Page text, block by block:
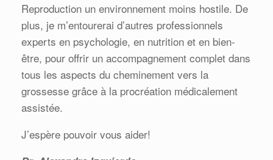
Reproduction un environnement moins hostile. De
plus, je m’entourerai d’autres professionnels
experts en psychologie, en nutrition et en bien-
être, pour offrir un accompagnement complet dans
tous les aspects du cheminement vers la
grossesse grâce à la procréation médicalement
assistée.
J’espère pouvoir vous aider!